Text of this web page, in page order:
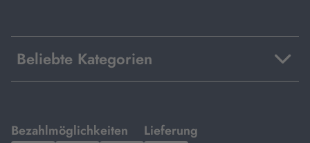
Beliebte Kategorien
Bezahlmöglichkeiten
mit
Lieferung
mit